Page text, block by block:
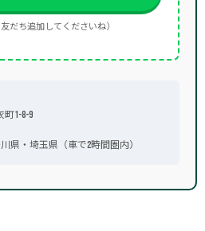
だち追加してくださいね）
町1-8-9
県・埼玉県（車で2時間圏内）